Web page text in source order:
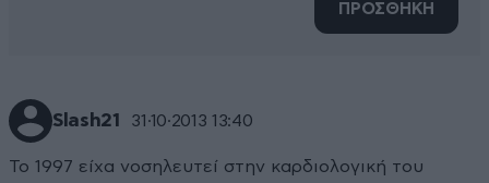
ΠΡΟΣΘΗΚΗ
Slash21 31·10·2013 13:40
Το 1997 είχα νοσηλευτεί στην καρδιολογική του